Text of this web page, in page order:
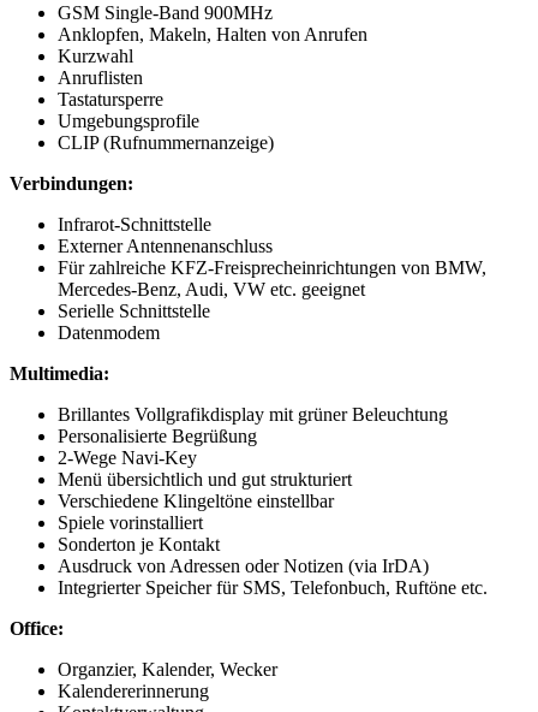
GSM Single-Band 900MHz
Anklopfen, Makeln, Halten von Anrufen
Kurzwahl
Anruflisten
Tastatursperre
Umgebungsprofile
CLIP (Rufnummernanzeige)
Verbindungen:
Infrarot-Schnittstelle
Externer Antennenanschluss
Für zahlreiche KFZ-Freisprecheinrichtungen von BMW,
Mercedes-Benz, Audi, VW etc. geeignet
Serielle Schnittstelle
Datenmodem
Multimedia:
Brillantes Vollgrafikdisplay mit grüner Beleuchtung
Personalisierte Begrüßung
2-Wege Navi-Key
Menü übersichtlich und gut strukturiert
Verschiedene Klingeltöne einstellbar
Spiele vorinstalliert
Sonderton je Kontakt
Ausdruck von Adressen oder Notizen (via IrDA)
Integrierter Speicher für SMS, Telefonbuch, Ruftöne etc.
Office:
Organzier, Kalender, Wecker
Kalendererinnerung